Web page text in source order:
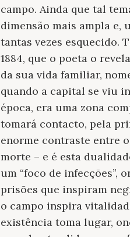
campo. Ainda que tal
dimensão mais ampla e,
tantas vezes esquecido.
1884, que o poeta o
da sua vida familiar,
quando a capital se viu
época, era uma zona
tomará contacto, pela
enorme contraste entre
morte – e é esta
um “foco de infecções”,
prisões que inspiram
o campo inspira
existência toma lugar,